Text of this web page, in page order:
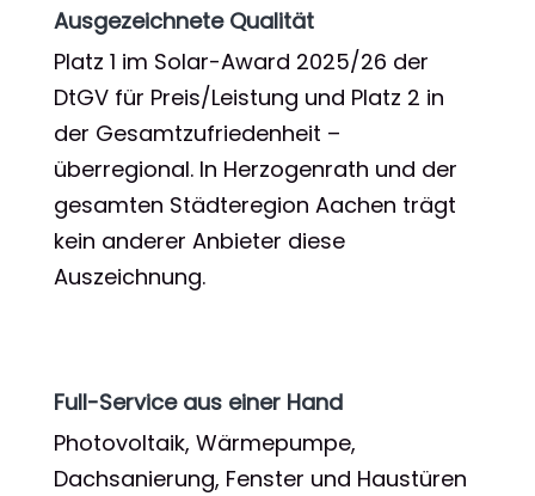
Ausgezeichnete Qualität
Platz 1 im Solar-Award 2025/26 der
DtGV für Preis/Leistung und Platz 2 in
der Gesamtzufriedenheit –
überregional. In Herzogenrath und der
gesamten Städteregion Aachen trägt
kein anderer Anbieter diese
Auszeichnung.
Full-Service aus einer Hand
Photovoltaik, Wärmepumpe,
Dachsanierung, Fenster und Haustüren